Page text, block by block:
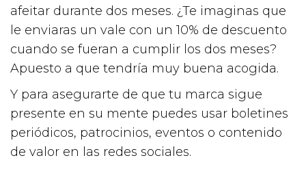
afeitar durante dos meses. ¿Te imaginas que
le enviaras un vale con un 10% de descuento
cuando se fueran a cumplir los dos meses?
Apuesto a que tendría muy buena acogida.
Y para asegurarte de que tu marca sigue
presente en su mente puedes usar boletines
periódicos, patrocinios, eventos o contenido
de valor en las redes sociales.